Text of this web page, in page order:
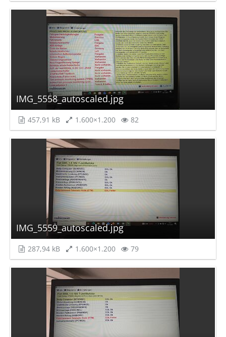
IMG_5558_autoscaled.jpg
457,91 kB 1.600×1.200 82
IMG_5559_autoscaled.jpg
287,94 kB 1.600×1.200 79